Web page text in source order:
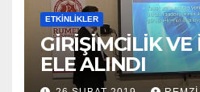
ETKINLIKLER
GİRİŞİMCİLİK VE
ELE ALINDI